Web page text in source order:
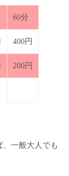
60分
400円
200円
、一般大人でも